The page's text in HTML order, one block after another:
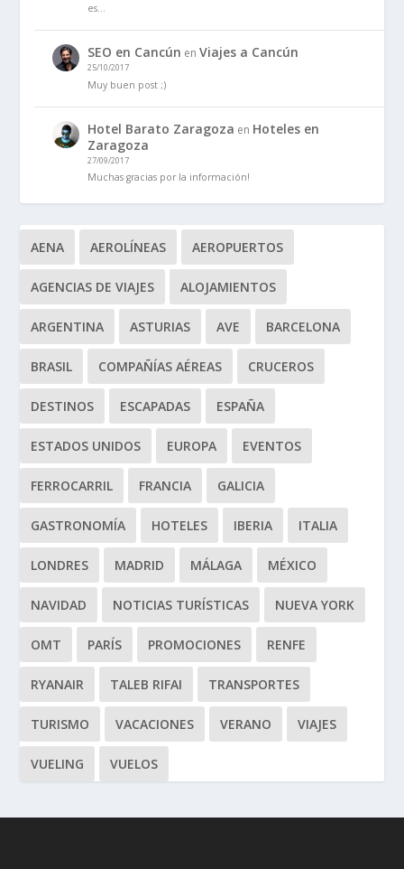
es…
SEO en Cancún enViajes a Cancún
25/10/2017
Muy buen post ;)
Hotel Barato Zaragoza en Hoteles en
Zaragoza
27/09/2017
Muchas gracias por la información!
AENA AEROLÍNEAS AEROPUERTOS
AGENCIAS DE VIAJES ALOJAMIENTOS
ARGENTINA ASTURIAS AVE BARCELONA
BRASIL COMPAÑÍAS AÉREAS CRUCEROS
DESTINOS ESCAPADAS ESPAÑA
ESTADOS UNIDOS EUROPA EVENTOS
FERROCARRIL FRANCIA GALICIA
GASTRONOMÍA HOTELES IBERIA ITALIA
LONDRES MADRID MÁLAGA MÉXICO
NAVIDAD NOTICIAS TURÍSTICAS NUEVA YORK
OMT PARÍS PROMOCIONES RENFE
RYANAIR TALEB RIFAI TRANSPORTES
TURISMO VACACIONES VERANO VIAJES
VUELING VUELOS